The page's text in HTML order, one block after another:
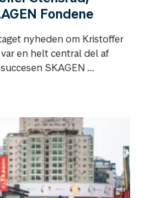
Fondene
nyheden om Kristoffer
en helt central del af
SKAGEN ...